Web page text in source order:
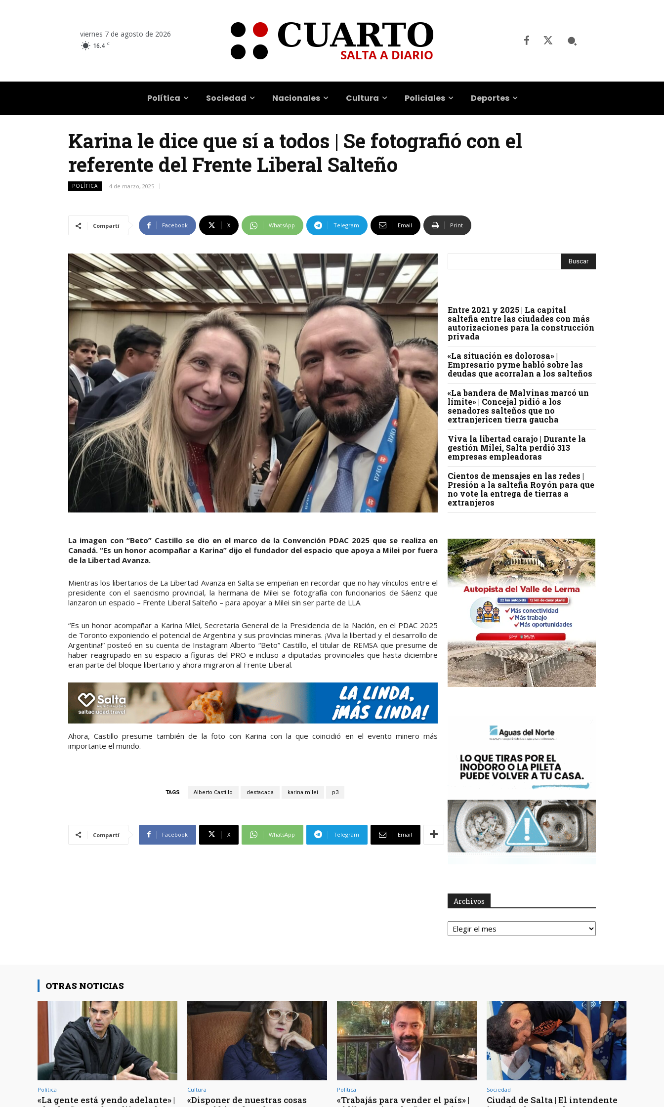
viernes 7 de agosto de 2026
16.4 C
Política Sociedad Nacionales Cultura Policiales Deportes
Karina le dice que sí a todos | Se fotografió con el
referente del Frente Liberal Salteño
POLÍTICA 4 de marzo, 2025
Compartí Facebook X WhatsApp Telegram Email Print
La imagen con “Beto” Castillo se dio en el marco de la Convención PDAC 2025 que se realiza en
Canadá. “Es un honor acompañar a Karina” dijo el fundador del espacio que apoya a Milei por fuera
de la Libertad Avanza.
Mientras los libertarios de La Libertad Avanza en Salta se empeñan en recordar que no hay vínculos entre el
presidente con el saencismo provincial, la hermana de Milei se fotografía con funcionarios de Sáenz que
lanzaron un espacio – Frente Liberal Salteño – para apoyar a Milei sin ser parte de LLA.
“Es un honor acompañar a Karina Milei, Secretaria General de la Presidencia de la Nación, en el PDAC 2025
de Toronto exponiendo el potencial de Argentina y sus provincias mineras. ¡Viva la libertad y el desarrollo de
Argentina!” posteó en su cuenta de Instagram Alberto “Beto” Castillo, el titular de REMSA que presume de
haber reagrupado en su espacio a figuras del PRO e incluso a diputadas provinciales que hasta diciembre
eran parte del bloque libertario y ahora migraron al Frente Liberal.
Ahora, Castillo presume también de la foto con Karina con la que coincidió en el evento minero más
importante el mundo.
TAGS Alberto Castillo destacada karina milei p3
Compartí Facebook X WhatsApp Telegram Email
Entre 2021 y 2025 | La capital
salteña entre las ciudades con más
autorizaciones para la construcción
privada
«La situación es dolorosa» |
Empresario pyme habló sobre las
deudas que acorralan a los salteños
«La bandera de Malvinas marcó un
límite» | Concejal pidió a los
senadores salteños que no
extranjericen tierra gaucha
Viva la libertad carajo | Durante la
gestión Milei, Salta perdió 313
empresas empleadoras
Cientos de mensajes en las redes |
Presión a la salteña Royón para que
no vote la entrega de tierras a
extranjeros
Archivos
Archivos
OTRAS NOTICIAS
Política
«La gente está yendo adelante» |
Cultura
«Disponer de nuestras cosas
Política
«Trabajás para vender el país» |
Sociedad
Ciudad de Salta | El intendente